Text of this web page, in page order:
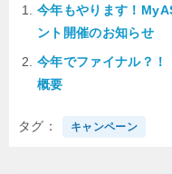
今年もやります！
ント開催のお知らせ
今年でファイナル？！
概要
タグ キャンペーン